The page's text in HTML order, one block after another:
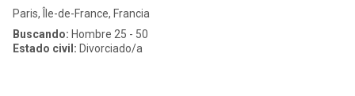
Paris, Île-de-France, Francia
Buscando: Hombre 25 - 50
Estado civil: Divorciado/a